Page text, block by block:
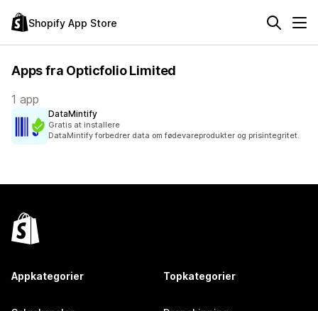
Shopify App Store
Apps fra Opticfolio Limited
1 app
DataMintify
Gratis at installere
DataMintify forbedrer data om fødevareprodukter og prisintegritet.
Appkategorier Topkategorier